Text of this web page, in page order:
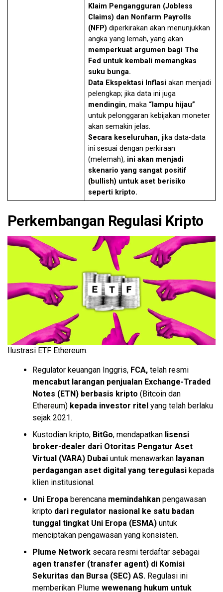
Klaim Pengangguran (Jobless
Claims) dan Nonfarm Payrolls
(NFP) diperkirakan akan menunjukkan
angka yang lemah, yang akan
memperkuat argumen bagi The
Fed untuk kembali memangkas
suku bunga.
Data Ekspektasi Inflasiakan menjadi
pelengkap; jika data ini juga
mendingin, maka “lampu hijau”
untuk pelonggaran kebijakan moneter
akan semakin jelas.
Secara keseluruhan, jika data-data
ini sesuai dengan perkiraan
(melemah), ini akan menjadi
skenario yang sangat positif
(bullish) untuk aset berisiko
seperti kripto.
Perkembangan Regulasi Kripto
Ilustrasi ETF Ethereum.
Regulator keuangan Inggris, FCA, telah resmi
mencabut larangan penjualan Exchange-Traded
Notes (ETN) berbasis kripto (Bitcoin dan
Ethereum) kepada investor ritel yang telah berlaku
sejak 2021.
Kustodian kripto, BitGo, mendapatkan lisensi
broker-dealer dari Otoritas Pengatur Aset
Virtual (VARA) Dubai untuk menawarkan layanan
perdagangan aset digital yang teregulasi kepada
klien institusional.
Uni Eropa berencana memindahkan pengawasan
kripto dari regulator nasional ke satu badan
tunggal tingkat Uni Eropa (ESMA) untuk
menciptakan pengawasan yang konsisten.
Plume Network secara resmi terdaftar sebagai
agen transfer (transfer agent) di Komisi
Sekuritas dan Bursa (SEC) AS. Regulasi ini
memberikan Plume wewenang hukum untuk